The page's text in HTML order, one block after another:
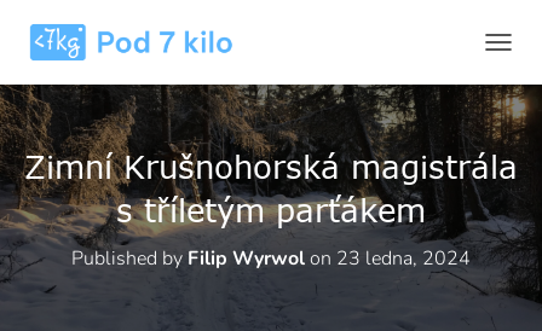
Ř
E
P
O
U
T
N
A
V
Zimní Krušnohorská magistrála
s tříletým parťákem
Published by Filip Wyrwolon 23 ledna, 2024